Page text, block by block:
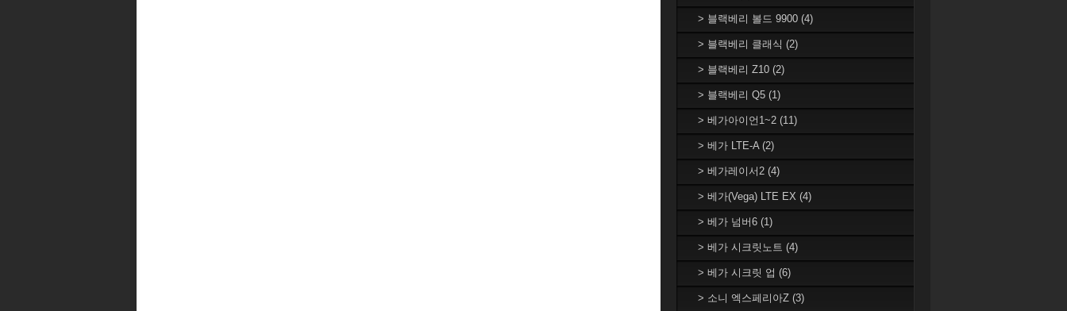
> 블랙베리 볼드 9900 (4)
> 블랙베리 클래식 (2)
> 블랙베리 Z10 (2)
> 블랙베리 Q5 (1)
> 베가아이언1~2 (11)
> 베가 LTE-A (2)
> 베가레이서2 (4)
> 베가(Vega) LTE EX (4)
> 베가 넘버6 (1)
> 베가 시크릿노트 (4)
> 베가 시크릿 업 (6)
> 소니 엑스페리아Z (3)